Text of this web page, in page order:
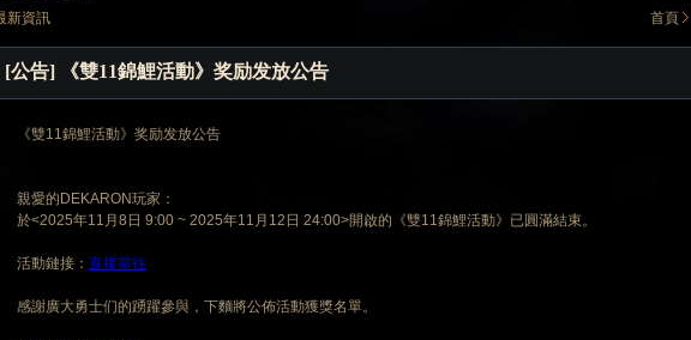
新資訊 首頁
[公告] 《雙11錦鯉活動》奖励发放公告
《雙11錦鯉活動》奖励发放公告
親愛的DEKARON玩家：
於<2025年11月8日 9:00 ~ 2025年11月12日 24:00>開啟的《雙11錦鯉活動》已圓滿結束。
活動鏈接： 直接前往
感謝廣大勇士们的踴躍參與，下麵將公佈活動獲獎名單。